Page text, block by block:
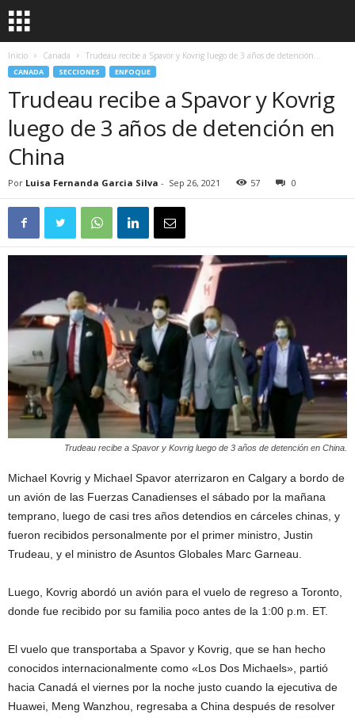
Inicio Canada Trudeau recibe a Spavor y Kovrig luego de 3 años de detención...
CANADA SECCIONES ENFOQUE
Trudeau recibe a Spavor y Kovrig
luego de 3 años de detención en
China
Por Luisa Fernanda Garcia Silva - Sep 26, 2021 57 0
Trudeau recibe a Spavor y Kovrig luego de 3 años de detención en China.
Michael Kovrig y Michael Spavor aterrizaron en Calgary a bordo de
un avión de las Fuerzas Canadienses el sábado por la mañana
temprano, luego de casi tres años detendios en cárceles chinas, y
fueron recibidos personalmente por el primer ministro, Justin
Trudeau, y el ministro de Asuntos Globales Marc Garneau.
Luego, Kovrig abordó un avión para el vuelo de regreso a Toronto,
donde fue recibido por su familia poco antes de la 1:00 p.m. ET.
El vuelo que transportaba a Spavor y Kovrig, que se han hecho
conocidos internacionalmente como «Los Dos Michaels», partió
hacia Canadá el viernes por la noche justo cuando la ejecutiva de
Huawei, Meng Wanzhou, regresaba a China después de resolver